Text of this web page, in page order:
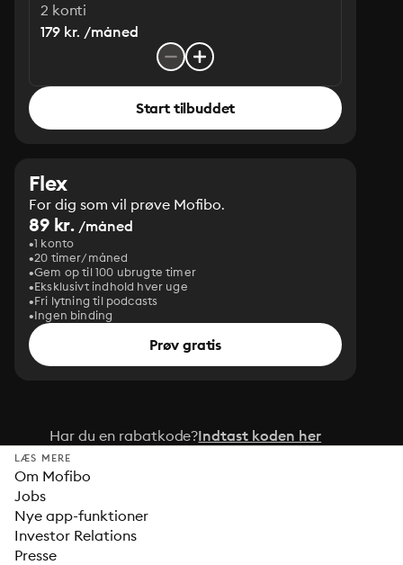
2 konti
179 kr. /måned
Start tilbuddet
Flex
For dig som vil prøve Mofibo.
89 kr. /måned
1 konto
20 timer/måned
Gem op til 100 ubrugte timer
Eksklusivt indhold hver uge
Fri lytning til podcasts
Ingen binding
Prøv gratis
Har du en rabatkode?Indtast koden her
LÆS MERE
Om Mofibo
Jobs
Nye app-funktioner
Investor Relations
Presse